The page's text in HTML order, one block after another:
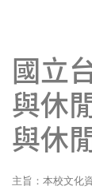
國立
與休
與休
主旨：本校文化